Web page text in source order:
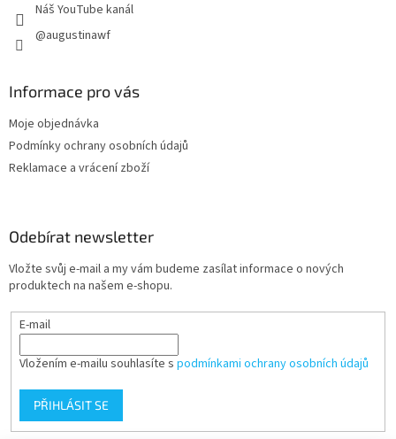
Náš YouTube kanál
@augustinawf
Informace pro vás
Moje objednávka
Podmínky ochrany osobních údajů
Reklamace a vrácení zboží
Odebírat newsletter
Vložte svůj e-mail a my vám budeme zasílat informace o nových
produktech na našem e-shopu.
E-mail
Vložením e-mailu souhlasíte s podmínkami ochrany osobních údajů
PŘIHLÁSIT SE